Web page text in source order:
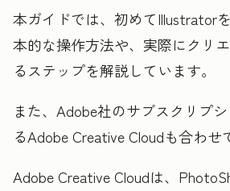
本ガイドでは、初めてIllustrator
本的な操作方法や、実際にクリ
るステップを解説しています。
また、Adobe社のサブスクリプ
るAdobe Creative Cloudも合わせ
Adobe Creative Cloudは、